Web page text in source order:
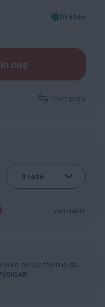
în stoc
coș
Compară
Vezi detalii
pe platforma de
SICAP